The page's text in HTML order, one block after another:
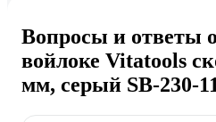
Вопросы и ответы
войлоке Vitatools
мм, серый SB-230-